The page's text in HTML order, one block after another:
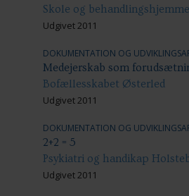
Skole og
Udgivet 2011
DOKUMENTATION OG
Medejerskab som
Bofællesskabet Østerled
Udgivet 2011
DOKUMENTATION OG
2+2 = 5
Psykiatri og handikap
Udgivet 2011